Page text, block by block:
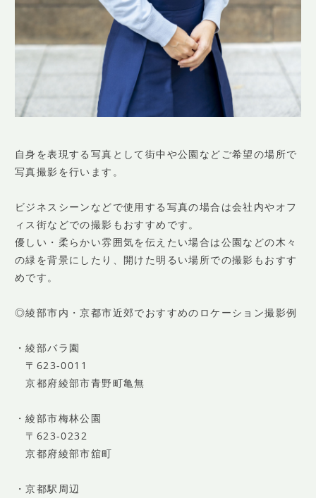
自身を表現する写真として街中や公園などご希望の場所で
写真撮影を行います。
ビジネスシーンなどで使用する写真の場合は会社内やオフ
ィス街などでの撮影もおすすめです。
優しい・柔らかい雰囲気を伝えたい場合は公園などの木々
の緑を背景にしたり、開けた明るい場所での撮影もおすす
めです。
◎綾部市内・京都市近郊でおすすめのロケーション撮影例
・綾部バラ園
〒623-0011
京都府綾部市青野町亀無
・綾部市梅林公園
〒623-0232
京都府綾部市舘町
・京都駅周辺